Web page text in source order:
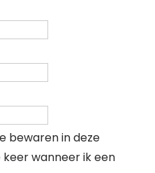
bewaren in deze
wanneer ik een